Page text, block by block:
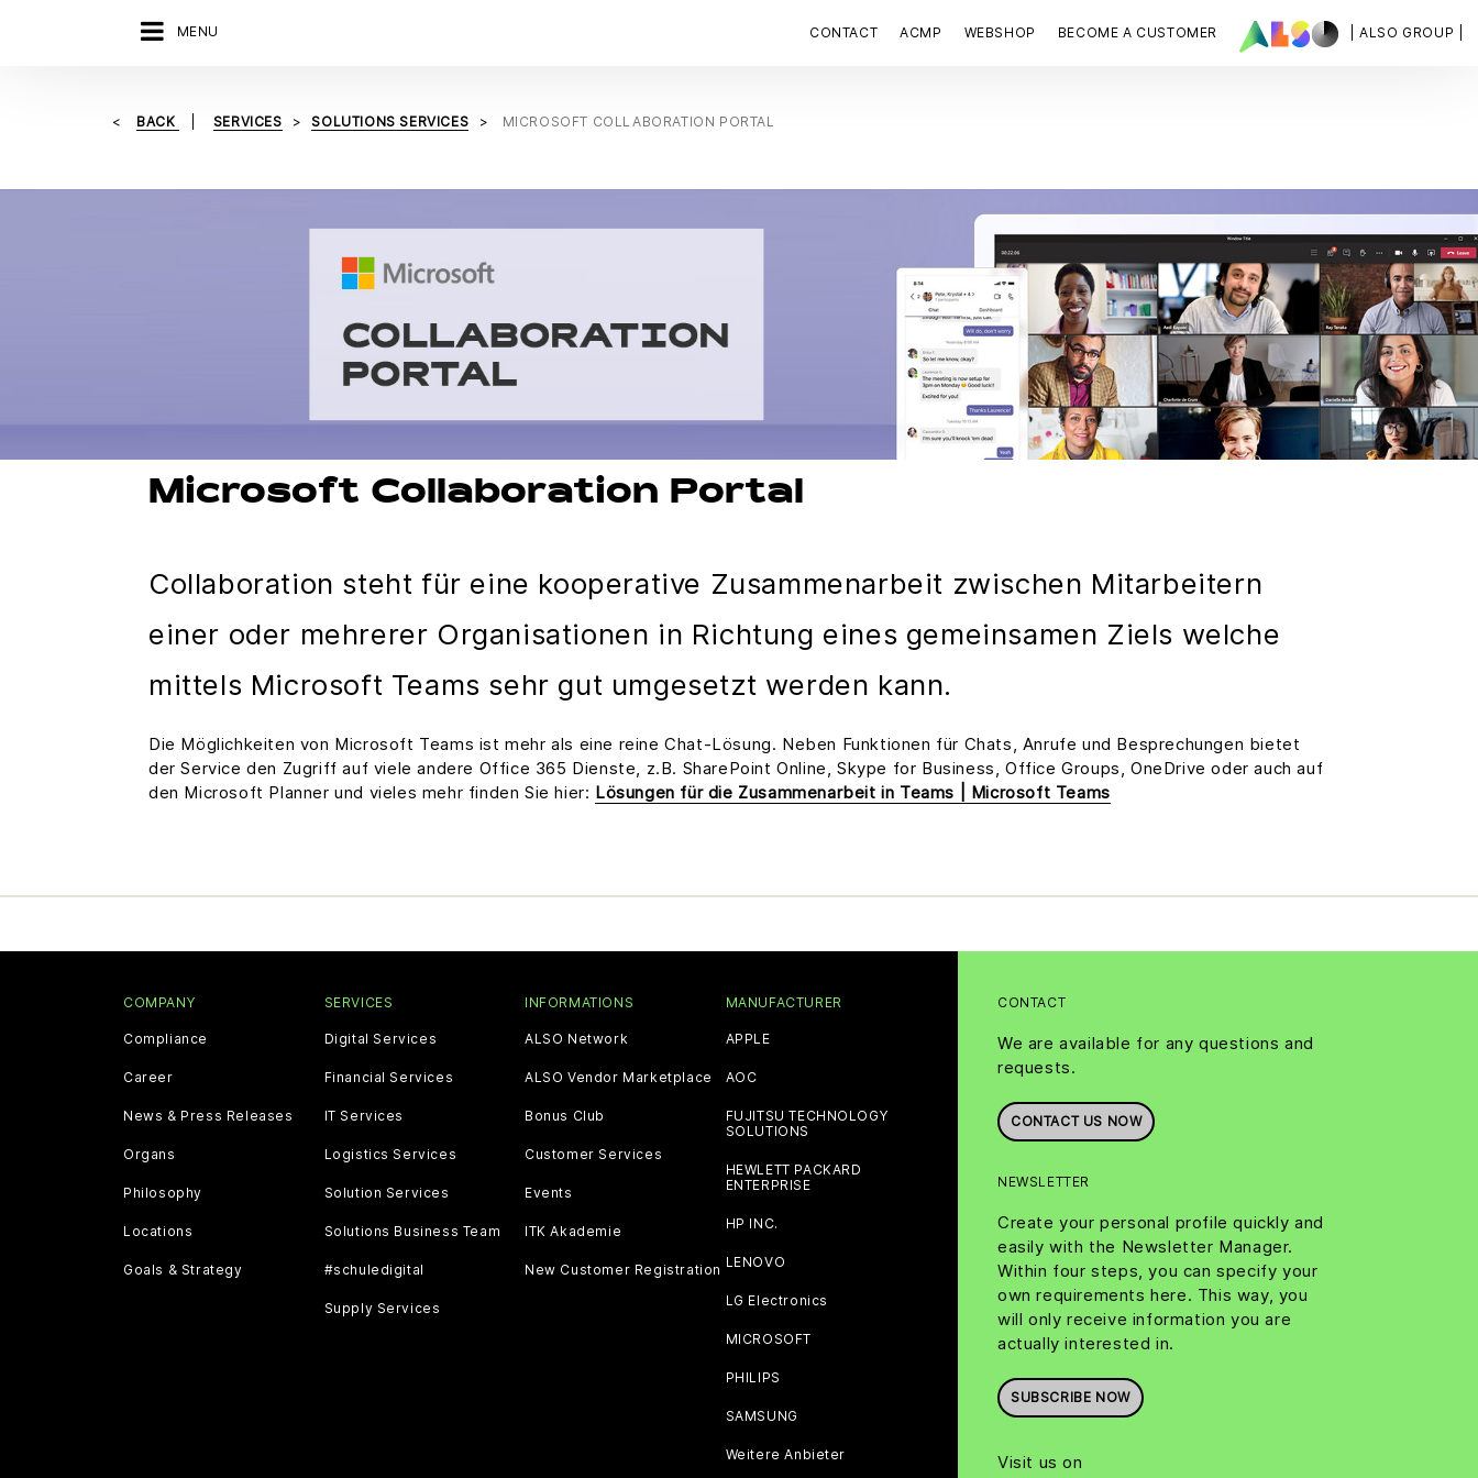
MENU | ALSO GROUP |
CONTACT ACMP WEBSHOP BECOME A CUSTOMER
BACK SERVICES SOLUTIONS SERVICES MICROSOFT COLLABORATION PORTAL
Microsoft Collaboration Portal
Collaboration steht für eine kooperative Zusammenarbeit zwischen Mitarbeitern
einer oder mehrerer Organisationen in Richtung eines gemeinsamen Ziels welche
mittels Microsoft Teams sehr gut umgesetzt werden kann.
Die Möglichkeiten von Microsoft Teams ist mehr als eine reine Chat-Lösung. Neben Funktionen für Chats, Anrufe und Besprechungen bietet
der Service den Zugriff auf viele andere Office 365 Dienste, z.B. SharePoint Online, Skype for Business, Office Groups, OneDrive oder auch auf
den Microsoft Planner und vieles mehr finden Sie hier: Lösungen für die Zusammenarbeit in Teams | Microsoft Teams
CONTACT
We are available for any questions and
requests.
CONTACT US NOW
NEWSLETTER
Create your personal profile quickly and
easily with the Newsletter Manager.
Within four steps, you can specify your
own requirements here. This way, you
will only receive information you are
actually interested in.
SUBSCRIBE NOW
Visit us on
COMPANY
Compliance
Career
News & Press Releases
Organs
Philosophy
Locations
Goals & Strategy
SERVICES
Digital Services
Financial Services
IT Services
Logistics Services
Solution Services
Solutions Business Team
#schuledigital
Supply Services
INFORMATIONS
ALSO Network
ALSO Vendor Marketplace
Bonus Club
Customer Services
Events
ITK Akademie
New Customer Registration
MANUFACTURER
APPLE
AOC
FUJITSU TECHNOLOGY
SOLUTIONS
HEWLETT PACKARD
ENTERPRISE
HP INC.
LENOVO
LG Electronics
MICROSOFT
PHILIPS
SAMSUNG
Weitere Anbieter